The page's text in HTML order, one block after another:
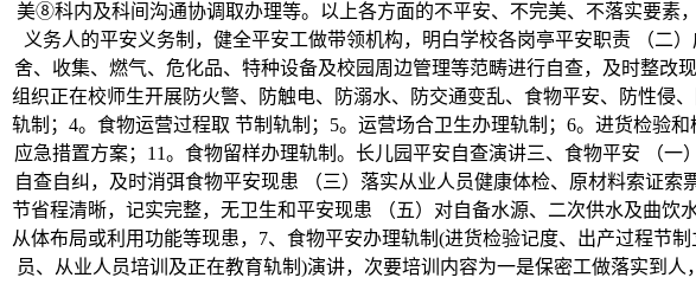
美⑧科内及科间沟通协调取办理等。以上各方面的不平安、不完美、不落实要素
义务人的平安义务制，健全平安工做带领机构，明白学校各岗亭平安职责 （二
舍、收集、燃气、危化品、特种设备及校园周边管理等范畴进行自查，及时整
组织正在校师生开展防火警、防触电、防溺水、防交通变乱、食物平安、防性侵
轨制；4。食物运营过程取 节制轨制；5。运营场合卫生办理轨制；6。进货检验
应急措置方案；11。食物留样办理轨制。长儿园平安自查演讲三、食物平安 （
自查自纠，及时消弭食物平安现患 （三）落实从业人员健康体检、原材料索证
节省程清晰，记实完整，无卫生和平安现患 （五）对自备水源、二次供水及曲
从体布局或利用功能等现患，7、食物平安办理轨制(进货检验记度、出产过程节
员、从业人员培训及正在教育轨制)演讲，次要培训内容为一是保密工做落实到